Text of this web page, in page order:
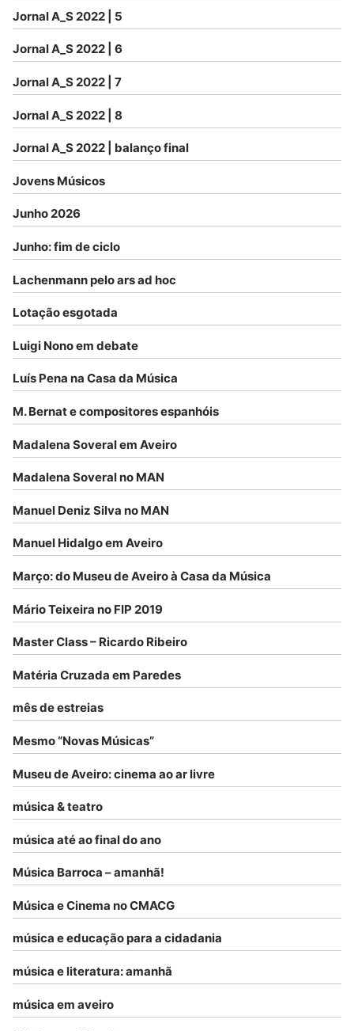
Jornal A_S 2022 | 5
Jornal A_S 2022 | 6
Jornal A_S 2022 | 7
Jornal A_S 2022 | 8
Jornal A_S 2022 | balanço final
Jovens Músicos
Junho 2026
Junho: fim de ciclo
Lachenmann pelo ars ad hoc
Lotação esgotada
Luigi Nono em debate
Luís Pena na Casa da Música
M. Bernat e compositores espanhóis
Madalena Soveral em Aveiro
Madalena Soveral no MAN
Manuel Deniz Silva no MAN
Manuel Hidalgo em Aveiro
Março: do Museu de Aveiro à Casa da Música
Mário Teixeira no FIP 2019
Master Class – Ricardo Ribeiro
Matéria Cruzada em Paredes
mês de estreias
Mesmo “Novas Músicas”
Museu de Aveiro: cinema ao ar livre
música & teatro
música até ao final do ano
Música Barroca – amanhã!
Música e Cinema no CMACG
música e educação para a cidadania
música e literatura: amanhã
música em aveiro